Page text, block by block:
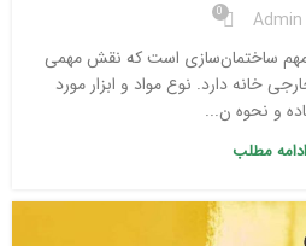
Admin
0
ساختمان‌سازی است که نقش مهمی
خانه دارد. نوع مواد و ابزار مورد
و نحوه ن...
ادامه مطلب